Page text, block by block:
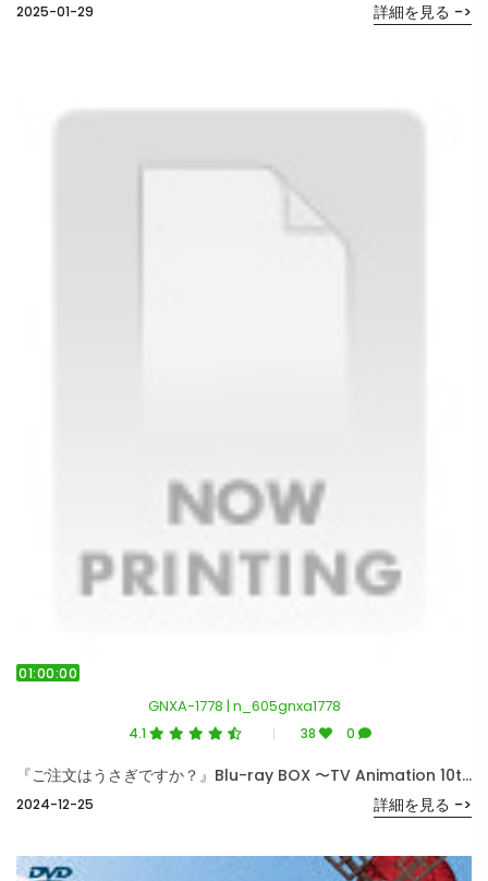
2025-01-29
詳細を見る ->
01:00:00
GNXA-1778 | n_605gnxa1778
4.1 38 0
2024-12-25
『ご注文はうさぎですか？』Blu-ray BOX 〜TV Animation 10th Anniversary〜（初回限定生産） （ブルーレイディスク）
詳細を見る ->